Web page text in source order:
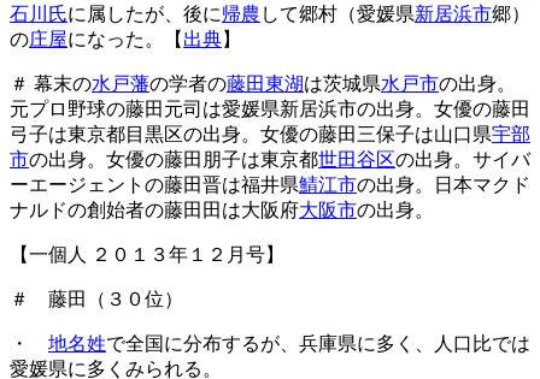
石川氏に属したが、後に帰農 して郷村（愛媛県新居浜市郷）
の庄屋になった。【 出典】
＃ 幕末の水戸藩の学者の藤田東湖は茨城県水戸市の出身。
元プロ野球の藤田元司は愛媛県新居浜市の出身。女優の藤田
弓子は東京都目黒区の出身。女優の藤田三保子は山口県宇部
市の出身。女優の藤田朋子は東京都世田谷区の出身。サイバ
ーエージェントの藤田晋は福井県鯖江市の出身。日本マクド
ナルドの創始者の藤田田は大阪府大阪市の出身。
【一個人 ２０１３年１２月号】
＃ 藤田（３０位）
・ 地名姓で全国に分布するが、兵庫県に多く、人口比では
愛媛県に多くみられる。